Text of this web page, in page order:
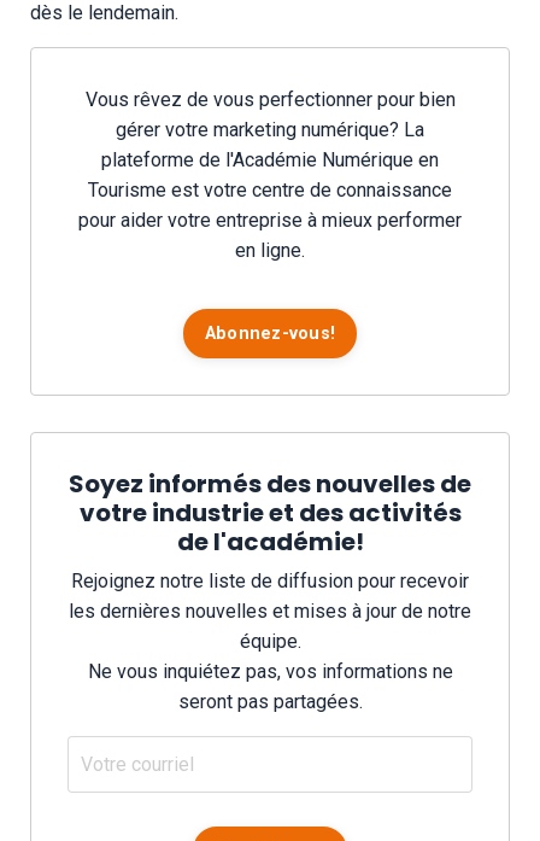
dès le lendemain.
Vous rêvez de vous perfectionner pour bien
gérer votre marketing numérique? La
plateforme de l'Académie Numérique en
Tourisme est votre centre de connaissance
pour aider votre entreprise à mieux performer
en ligne.
Abonnez-vous!
Soyez informés des nouvelles de
votre industrie et des activités
de l'académie!
Rejoignez notre liste de diffusion pour recevoir
les dernières nouvelles et mises à jour de notre
équipe.
Ne vous inquiétez pas, vos informations ne
seront pas partagées.